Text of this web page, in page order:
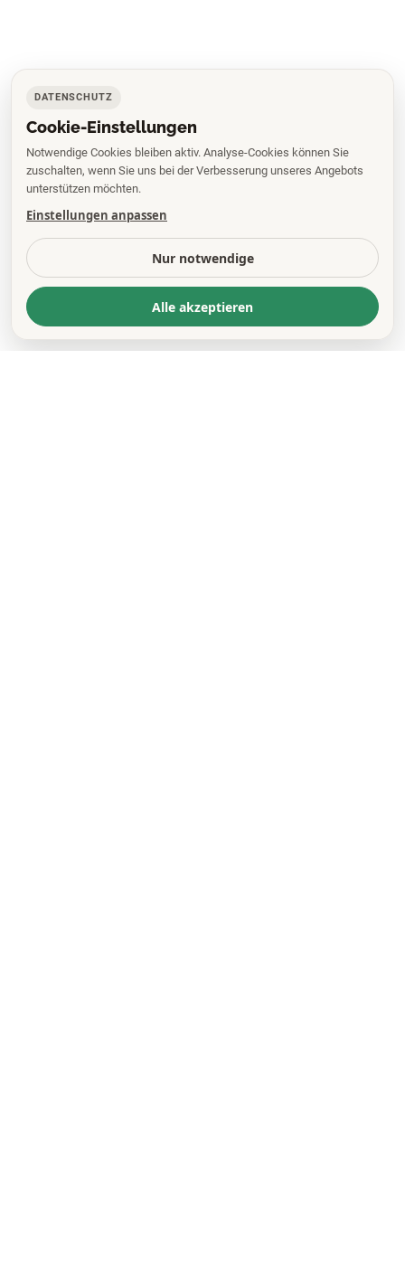
DATENSCHUTZ
Cookie-Einstellungen
Notwendige Cookies bleiben aktiv. Analyse-Cookies können Sie
zuschalten, wenn Sie uns bei der Verbesserung unseres Angebots
unterstützen möchten.
Einstellungen anpassen
Nur notwendige
Alle akzeptieren